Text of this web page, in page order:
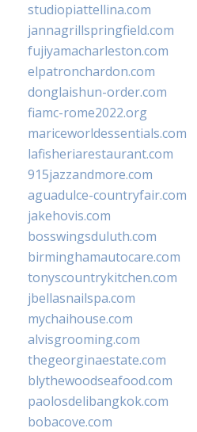
studiopiattellina.com
jannagrillspringfield.com
fujiyamacharleston.com
elpatronchardon.com
donglaishun-order.com
fiamc-rome2022.org
mariceworldessentials.com
lafisheriarestaurant.com
915jazzandmore.com
aguadulce-countryfair.com
jakehovis.com
bosswingsduluth.com
birminghamautocare.com
tonyscountrykitchen.com
jbellasnailspa.com
mychaihouse.com
alvisgrooming.com
thegeorginaestate.com
blythewoodseafood.com
paolosdelibangkok.com
bobacove.com